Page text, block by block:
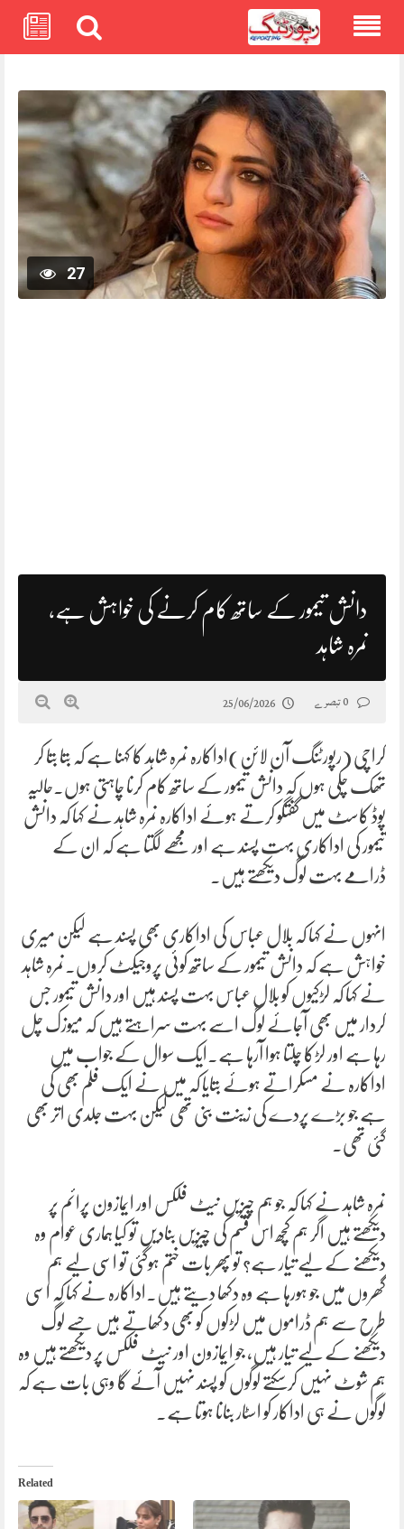
27
دانش تیمور کے ساتھ کام کرنے کی خواہش ہے،
نمرہ شاہد
25/06/2026
کراچی (رپورٹنگ آن لائن)اداکارہ نمرہ شاہد کا کہنا ہے کہ بتا بتا کر
تھک چکی ہوں کہ دانش تیمور کے ساتھ کام کرنا چاہتی ہوں۔حالیہ
پوڈ کاسٹ میں گفتگو کرتے ہوئے اداکارہ نمرہ شاہد نے کہا کہ دانش
تیمور کی اداکاری بہت پسند ہے اور مجھے لگتا ہے کہ ان کے
ڈرامے بہت لوگ دیکھتے ہیں۔
انہوں نے کہا کہ بلال عباس کی اداکاری بھی پسند ہے لیکن میری
خواہش ہے کہ دانش تیمور کے ساتھ کوئی پروجیکٹ کروں۔نمرہ شاہد
نے کہا کہ لڑکیوں کو بلال عباس بہت پسند ہیں اور دانش تیمور جس
کردار میں بھی آجائے لوگ اسے بہت سراہتے ہیں کہ میوزک چل
رہا ہے اور لڑکا چلتا ہوا آرہا ہے۔ایک سوال کے جواب میں
اداکارہ نے مسکراتے ہوئے بتایا کہ میں نے ایک فلم بھی کی
ہے جو بڑے پردے کی زینت بنی تھی لیکن بہت جلدی اتر بھی
گئی تھی۔
نمرہ شاہد نے کہا کہ جو ہم چیزیں نیٹ فلکس اور ایمازون پرائم پر
دیکھتے ہیں اگر ہم کچھ اس قسم کی چیزیں بنادیں تو کیا ہماری عوام وہ
دیکھنے کے لیے تیار ہے؟ تو پھر بات ختم ہوگئی تو اسی لیے ہم
گھروں میں جو ہورہا ہے وہ دکھا دیتے ہیں۔اداکارہ نے کہا کہ اسی
طرح سے ہم ڈراموں میں لڑکوں کو بھی دکھاتے ہیں جسے لوگ
دیکھنے کے لیے تیار ہیں، جو ایمازون اور نیٹ فلکس پر دیکھتے ہیں وہ
ہم شوٹ نہیں کرسکتے لوگوں کو پسند نہیں آئے گا وہی بات ہے کہ
لوگوں نے ہی اداکار کو اسٹار بنانا ہوتا ہے۔
Related